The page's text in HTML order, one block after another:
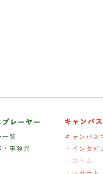
一覧
・事務局
キャンバス
・インタビ
・コラム